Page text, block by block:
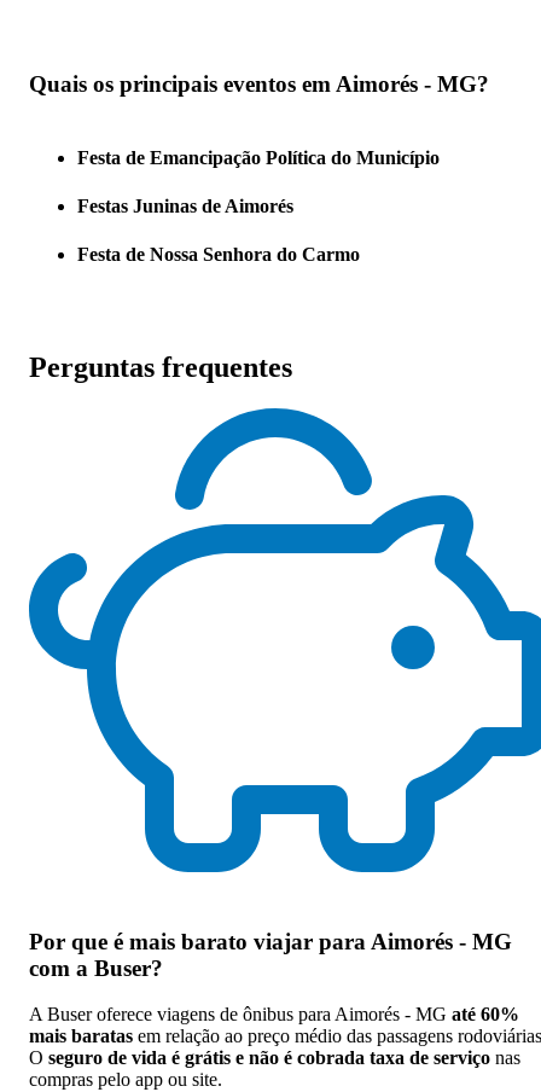
Quais os principais eventos em Aimorés - MG?
Festa de Emancipação Política do Município
Festas Juninas de Aimorés
Festa de Nossa Senhora do Carmo
Perguntas frequentes
Por que é mais barato viajar para Aimorés - MG
com a Buser?
A Buser oferece viagens de ônibus para Aimorés - MG até 60%
mais baratas em relação ao preço médio das passagens
O seguro de vida é grátis e não é cobrada taxa de serviço nas
compras pelo app ou site.